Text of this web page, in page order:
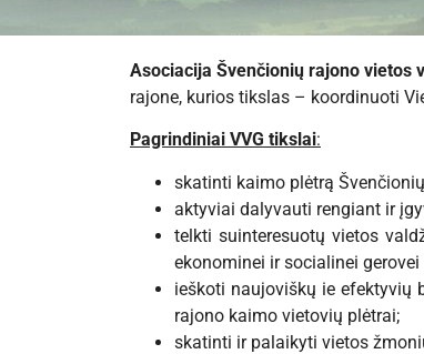
Asociacija Švenčionių rajono vietos
rajone, kurios tikslas – koordinuoti
Pagrindiniai VVG tikslai:
skatinti kaimo plėtrą
aktyviai dalyvauti rengiant ir
telkti suinteresuotų vietos
ekonominei ir socialinei gerovei
ieškoti naujoviškų ie efektyvių
rajono kaimo vietovių plėtrai;
skatinti ir palaikyti vietos